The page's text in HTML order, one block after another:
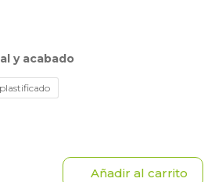
y acabado
Añadir al carrito